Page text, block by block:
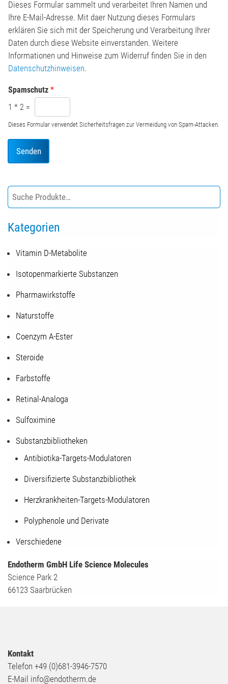
n
*
h
t
*
Dieses Formular sammelt und verarbeitet Ihren Namen und
Ihre E-Mail-Adresse. Mit daer Nutzung dieses Formulars
erklären Sie sich mit der Speicherung und Verarbeitung Ihrer
Daten durch diese Website einverstanden. Weitere
Informationen und Hinweise zum Widerruf finden Sie in den
Datenschutzhinweisen.
Spamschutz *
1 * 2 =
Dieses Formular verwendet Sicherheitsfragen zur Vermeidung von Spam-Attacken.
Senden
Kategorien
Vitamin D-Metabolite
Isotopenmarkierte Substanzen
Pharmawirkstoffe
Naturstoffe
Coenzym A-Ester
Steroide
Farbstoffe
Retinal-Analoga
Sulfoximine
Substanzbibliotheken
Antibiotika-Targets-Modulatoren
Diversifizierte Substanzbibliothek
Herzkrankheiten-Targets-Modulatoren
Polyphenole und Derivate
Verschiedene
Endotherm GmbH Life Science Molecules
Science Park 2
66123 Saarbrücken
Kontakt
Telefon +49 (0)681-3946-7570
E-Mail info@endotherm.de